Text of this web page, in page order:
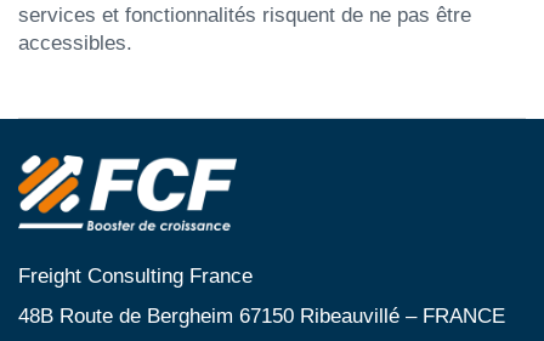
services et fonctionnalités risquent de ne pas être
accessibles.
Freight Consulting France
48B Route de Bergheim 67150 Ribeauvillé – FRANCE